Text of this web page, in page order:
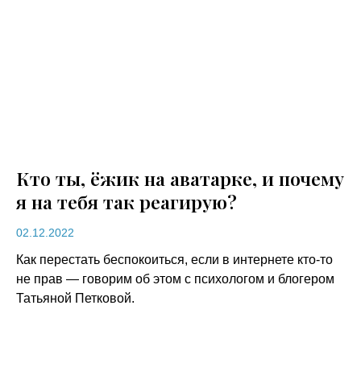
Кто ты, ёжик на аватарке, и почему
я на тебя так реагирую?
02.12.2022
Как перестать беспокоиться, если в интернете кто-то
не прав — говорим об этом с психологом и блогером
Татьяной Петковой.